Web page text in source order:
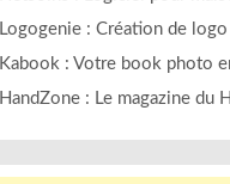
Logogenie : Création de
Kabook : Votre book photo
HandZone : Le magazine du